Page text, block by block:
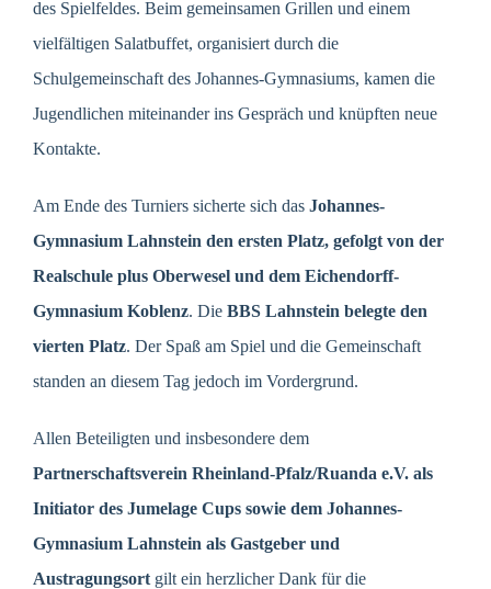
des Spielfeldes. Beim gemeinsamen Grillen und einem
vielfältigen Salatbuffet, organisiert durch die
Schulgemeinschaft des Johannes-Gymnasiums, kamen die
Jugendlichen miteinander ins Gespräch und knüpften neue
Kontakte.
Am Ende des Turniers sicherte sich das Johannes-
Gymnasium Lahnstein den ersten Platz, gefolgt von der
Realschule plus Oberwesel und dem Eichendorff-
Gymnasium Koblenz. Die BBS Lahnstein belegte den
vierten Platz. Der Spaß am Spiel und die Gemeinschaft
standen an diesem Tag jedoch im Vordergrund.
Allen Beteiligten und insbesondere dem
Partnerschaftsverein Rheinland-Pfalz/Ruanda e.V. als
Initiator des Jumelage Cups sowie dem Johannes-
Gymnasium Lahnstein als Gastgeber und
Austragungsort gilt ein herzlicher Dank für die